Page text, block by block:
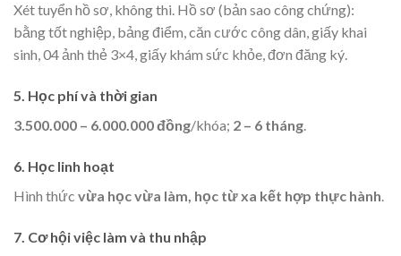
Xét tuyển hồ sơ, không thi. Hồ sơ (bản sao công chứng):
bằng tốt nghiệp, bảng điểm, căn cước công dân, giấy khai
sinh, 04 ảnh thẻ 3×4, giấy khám sức khỏe, đơn đăng ký.
5. Học phí và thời gian
3.500.000 – 6.000.000 đồng/khóa; 2 – 6 tháng.
6. Học linh hoạt
Hình thức vừa học vừa làm, học từ xa kết hợp thực hành.
7. Cơ hội việc làm và thu nhập